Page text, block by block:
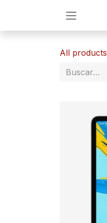
All products